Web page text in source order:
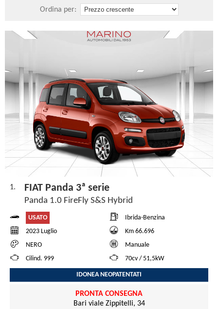
Ordina per:
1. FIAT Panda 3ª serie
Panda 1.0 FireFly S&S Hybrid
USATO
Ibrida-Benzina
2023 Luglio
Km 66.696
NERO
Manuale
Cilind. 999
70cv / 51,5kW
IDONEA NEOPATENTATI
PRONTA CONSEGNA
Bari viale Zippitelli, 34